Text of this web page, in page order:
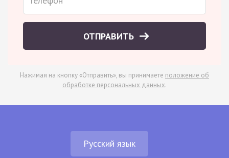
ОТПРАВИТЬ
Нажимая на кнопку «Отправить», вы принимаете положение об
обработке персональных данных.
Русский язык